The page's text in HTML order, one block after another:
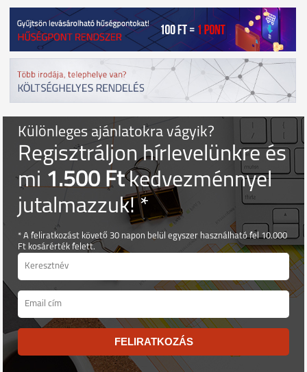
Különleges ajánlatokra vágyik?
Regisztráljon hírlevelünkre és
mi1.500 Ftkedvezménnyel
jutalmazzuk! *
* A feliratkozást követő 30 napon belül egyszer használható fel 10.000
Ft kosárérték felett.
FELIRATKOZÁS